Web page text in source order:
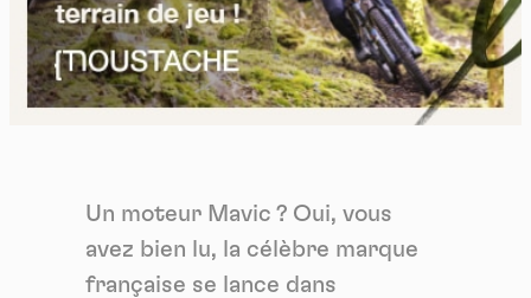
Un moteur Mavic ? Oui, vous
avez bien lu, la célèbre marque
française se lance dans